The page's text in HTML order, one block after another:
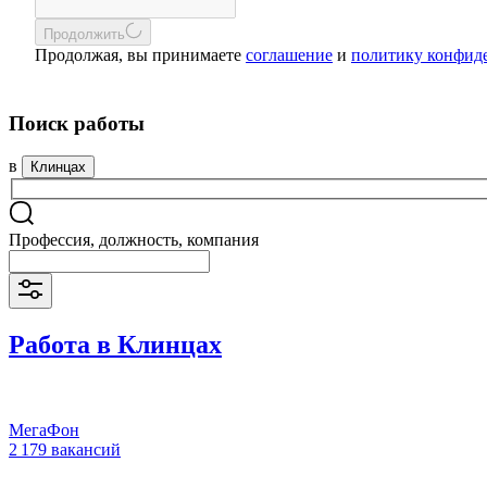
Продолжить
Продолжая, вы принимаете соглашение и политику
Поиск работы
в Клинцах
Профессия, должность, компания
Работа в Клинцах
МегаФон
2 179 вакансий